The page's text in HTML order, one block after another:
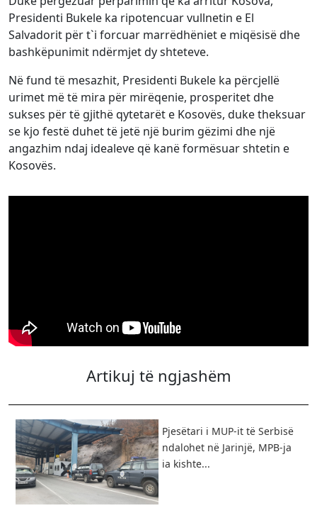
Presidenti Bukele ka ripotencuar vullnetin e El
Salvadorit për t`i forcuar marrëdhëniet e miqësisë dhe
bashkëpunimit ndërmjet dy shteteve.
Në fund të mesazhit, Presidenti Bukele ka përcjellë
urimet më të mira për mirëqenie, prosperitet dhe
sukses për të gjithë qytetarët e Kosovës, duke theksuar
se kjo festë duhet të jetë një burim gëzimi dhe një
angazhim ndaj idealeve që kanë formësuar shtetin e
Kosovës.
Artikuj të ngjashëm
Pjesëtari i MUP-it të Serbisë
ndalohet në Jarinjë, MPB-ja
ia kishte...